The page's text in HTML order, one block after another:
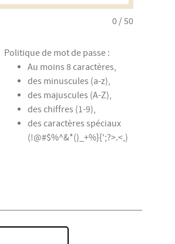
0/ 50
Politique de mot de passe :
Au moins 8 caractères,
des minuscules (a-z),
des majuscules (A-Z),
des chiffres (1-9),
des caractères spéciaux
(!@#$%^&*()_+%}{';?>.<,)